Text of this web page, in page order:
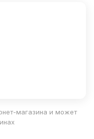
магазина и может